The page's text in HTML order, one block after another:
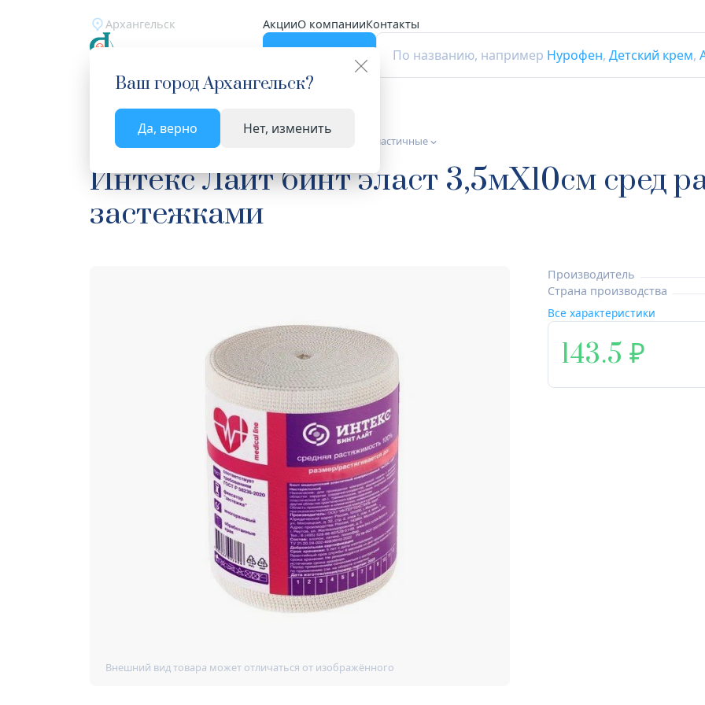
Архангельск АкцииО компанииКонтакты
По названию, например Нурофен, Детский крем,
Ваш городАрхангельск?
Да, верно Нет, изменить
Главная Каталог Медицинские изделия Бинты эластичные
Интекс Лайт бинт эласт 3,5мX10см сред
застежками
Производитель
Страна производства
Все характеристики
143.5